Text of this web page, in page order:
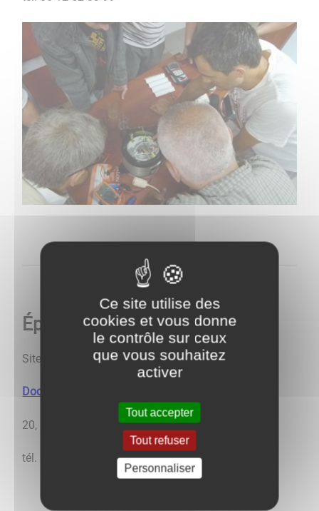
Épicerie solidaire MAGALI
Site internet : http://magali-epicerie-solidaire.fr/
Documentation
20, rue Maxime Courtis à Sens
tél. 03 86 64 92 79
Ce site utilise des
cookies et vous donne
le contrôle sur ceux
que vous souhaitez
activer
Tout accepter
Tout refuser
Personnaliser